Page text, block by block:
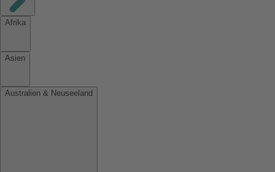
Afrika
Asien
Australien & Neuseeland